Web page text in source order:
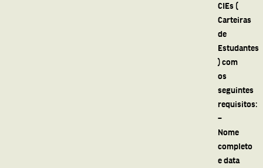
CIEs (
Carteiras
de
Estudantes
) com
os
seguintes
requisitos:
–
Nome
completo
e data